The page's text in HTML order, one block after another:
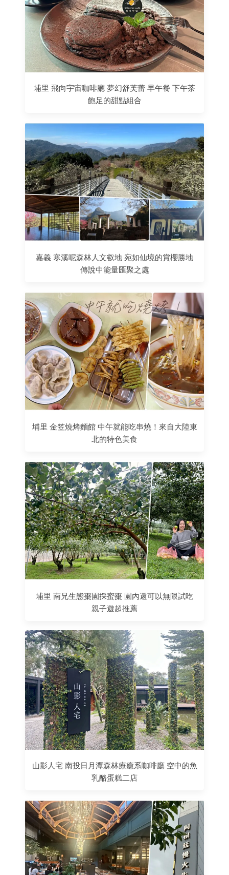
埔里 飛向宇宙咖啡廳 夢幻舒芙蕾 早午餐 下午茶
飽足的甜點組合
嘉義 寒溪呢森林人文叡地 宛如仙境的賞櫻勝地
傳說中能量匯聚之處
埔里 金笠燒烤麵館 中午就能吃串燒！來自大陸東
北的特色美食
埔里 南兄生態棗園採蜜棗 園內還可以無限試吃
親子遊超推薦
山影人宅 南投日月潭森林療癒系咖啡廳 空中的魚
乳酪蛋糕二店